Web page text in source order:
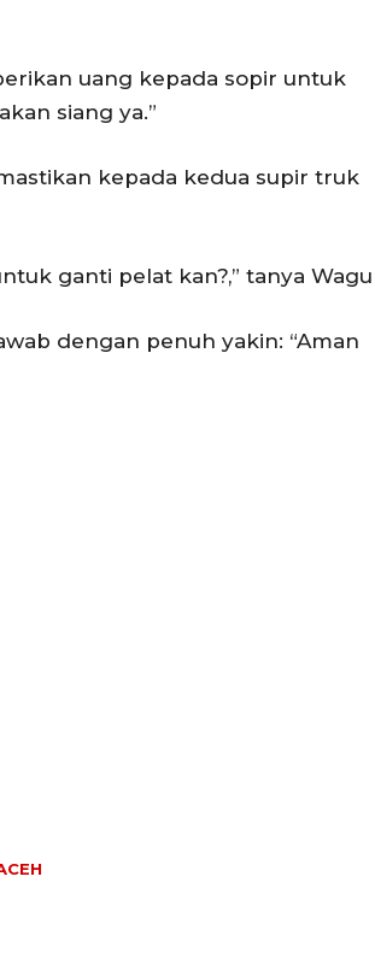
Redaksi
Redaksi
Hubungi Kami
Aset
uang kepada sopir untuk
siang ya.”
kepada kedua supir truk
ganti pelat kan?,” tanya
dengan penuh yakin: “Aman